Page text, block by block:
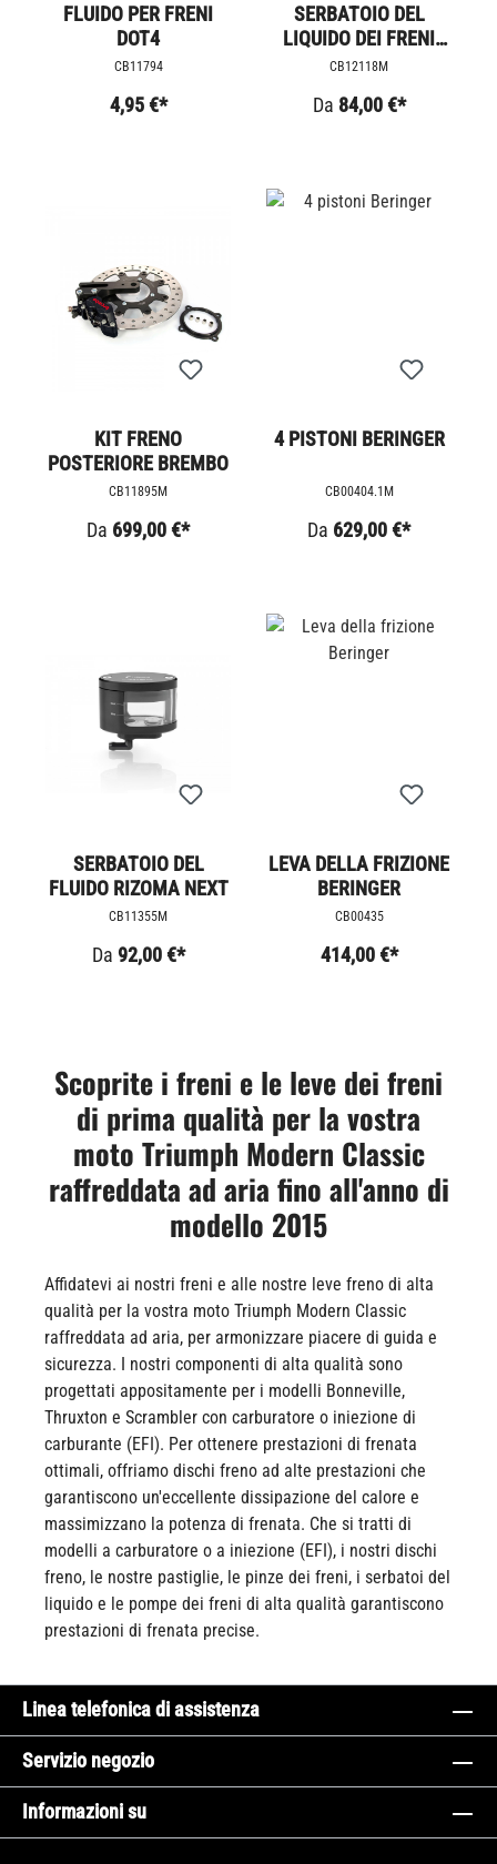
FLUIDO PER FRENI
DOT4
CB11794
4,95 €*
SERBATOIO DEL
LIQUIDO DEI FRENI
RIZOMA
CB12118M
Da 84,00 €*
KIT FRENO
POSTERIORE BREMBO
CB11895M
Da 699,00 €*
4 PISTONI BERINGER
CB00404.1M
Da 629,00 €*
SERBATOIO DEL
FLUIDO RIZOMA NEXT
CB11355M
Da 92,00 €*
LEVA DELLA FRIZIONE
BERINGER
CB00435
414,00 €*
Scoprite i freni e le leve dei freni
di prima qualità per la vostra
moto Triumph Modern Classic
raffreddata ad aria fino all'anno di
modello 2015
Affidatevi ai nostri freni e alle nostre leve freno di alta
qualità per la vostra moto Triumph Modern Classic
raffreddata ad aria, per armonizzare piacere di guida e
sicurezza. I nostri componenti di alta qualità sono
progettati appositamente per i modelli Bonneville,
Thruxton e Scrambler con carburatore o iniezione di
carburante (EFI). Per ottenere prestazioni di frenata
ottimali, offriamo dischi freno ad alte prestazioni che
garantiscono un'eccellente dissipazione del calore e
massimizzano la potenza di frenata. Che si tratti di
modelli a carburatore o a iniezione (EFI), i nostri dischi
freno, le nostre pastiglie, le pinze dei freni, i serbatoi del
liquido e le pompe dei freni di alta qualità garantiscono
prestazioni di frenata precise.
Linea telefonica di assistenza
Servizio negozio
Informazioni su